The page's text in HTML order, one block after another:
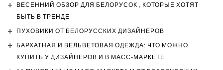
ВЕСЕННИЙ ОБЗОР ДЛЯ БЕЛОРУСОК , КОТОРЫЕ ХОТЯТ
БЫТЬ В ТРЕНДЕ
ПУХОВИКИ ОТ БЕЛОРУССКИХ ДИЗАЙНЕРОВ
БАРХАТНАЯ И ВЕЛЬВЕТОВАЯ ОДЕЖДА: ЧТО МОЖНО
КУПИТЬ У ДИЗАЙНЕРОВ И В МАСС-МАРКЕТЕ